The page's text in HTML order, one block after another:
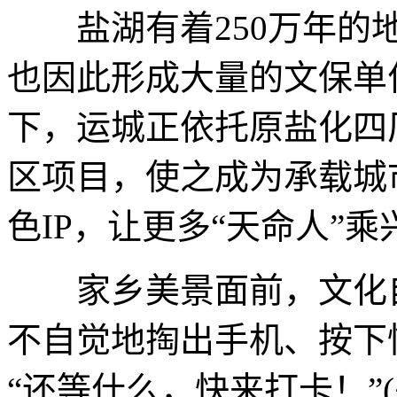
盐湖有着250万年的地
也因此形成大量的文保
下，运城正依托原盐化
区项目，使之成为承载
色IP，让更多“天命人”
家乡美景面前，文化
不自觉地掏出手机、按